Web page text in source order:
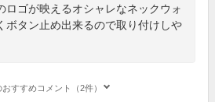
ロゴが映えるオシャレなネックウォ
ボタン止め出来るので取り付けしや
すすめコメント（2件）